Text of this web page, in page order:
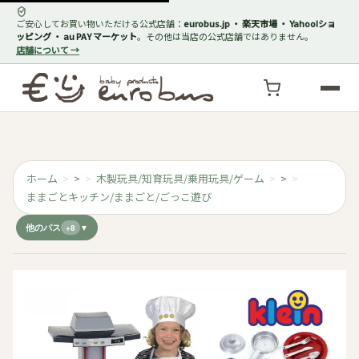
ご安心してお買い物いただける公式店舗： eurobus.jp ・ 楽天市場 ・ Yahoo!ショ
ッピング ・ au PAY マーケット。その他は当店の公式店舗ではありません。
店舗について →
ホーム > 木製玩具/知育玩具/乗用玩具/ゲーム
>
ままごとキッチン/ままごと/ごっこ遊び
他のパス +8